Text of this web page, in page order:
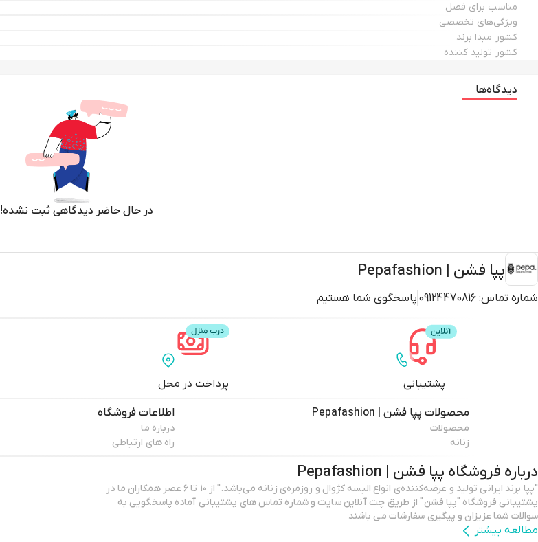
مناسب برای فصل
ویژگی‌های تخصصی
کشور مبدا برند
کشور تولید کننده
دیدگاه‌ها
در حال حاضر دیدگاهی ثبت نشده!
پپا فشن | Pepafashion
شماره تماس: 09124470816 پاسخگوی شما هستیم
پشتیبانی پرداخت در محل
محصولات پپا فشن | Pepafashion
محصولات
زنانه
اطلاعات فروشگاه
درباره ما
راه های ارتباطی
درباره فروشگاه پپا فشن | Pepafashion
"پپا برند ایرانی تولید و عرضه‌کننده‌ی انواع البسه کژوال و روزمره‌ی زنانه می‌باشد." از ۱۰ تا ۶ عصر همکاران ما در
پشتیبانی فروشگاه "پپا فشن" از طریق چت آنلاین سایت و شماره تماس های پشتیبانی آماده پاسخگویی به
سوالات شما عزیزان و پیگیری سفارشات می باشند
مطالعه بیشتر